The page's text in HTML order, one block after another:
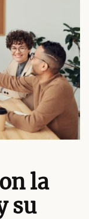
la
su